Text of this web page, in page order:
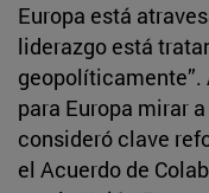
Europa está
liderazgo está
geopolíticamente”.
para Europa mirar
consideró clave
el Acuerdo de